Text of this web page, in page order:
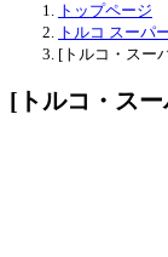
トップページ
トルコ スーパ
[トルコ・スー
[トルコ・ス